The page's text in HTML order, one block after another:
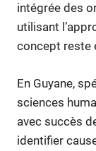
intégrée des
utilisant
concept reste
En Guyane,
sciences
avec succès
identifier